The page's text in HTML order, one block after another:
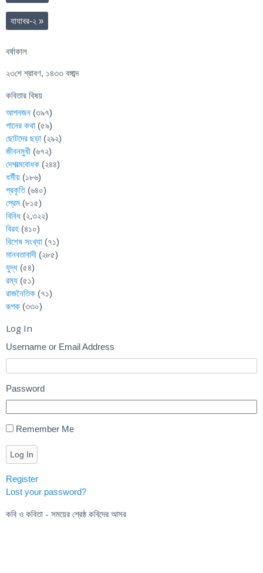
যাযাবর-২ »
বর্ষাকাল
২৩শে শ্রাবণ, ১৪৩৩ বঙ্গাব্দ
কবিতার বিষয়
আপনজন (৩৯৭)
গানের কথা (৫৯)
ছোটদের ছড়া (২৯২)
জীবনমুখী (৬৭২)
দেশাত্মবোধক (২৪৪)
ধর্মীয় (১৮৬)
প্রকৃতি(৬৪০)
প্রেম (৮১৫)
বিবিধ (২,৩২২)
বিরহ (৪১০)
বিশেষ সংখ্যা (৭১)
মানবতাবাদী (২৮৫)
যুদ্ধ (৫৪)
রম্য (৫১)
রাজনৈতিক (৭১)
রূপক (৩৩০)
Log In
Username or Email Address
Password
Remember Me
Log In
Register
Lost your password?
কবি ও কবিতা - সময়ের শ্রেষ্ঠ কবিদের আসর